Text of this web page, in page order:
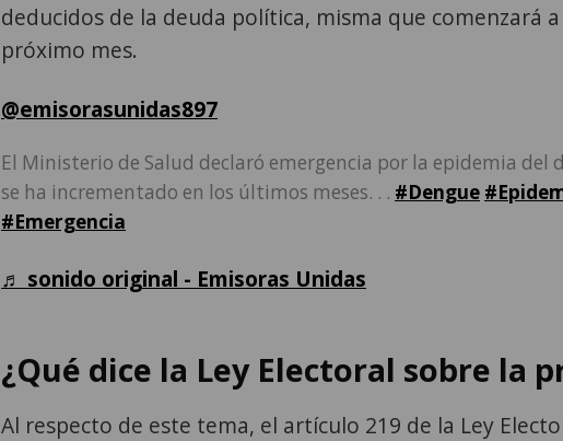
deducidos de la deuda política, misma que comenzará
próximo mes.
@emisorasunidas897
El Ministerio de Salud declaró emergencia por la epidemia del
se ha incrementado en los últimos meses. . . #Dengue
#Emergencia
♬ sonido original - Emisoras Unidas
¿Qué dice la Ley Electoral sobre la
Al respecto de este tema, el artículo 219 de la Ley